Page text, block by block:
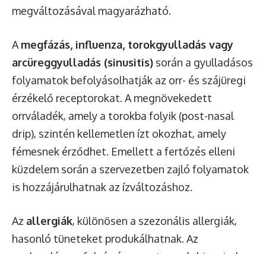
megváltozásával magyarázható.
A megfázás, influenza, torokgyulladás vagy
arcüreggyulladás (sinusitis) során a gyulladásos
folyamatok befolyásolhatják az orr- és szájüregi
érzékelő receptorokat. A megnövekedett
orrváladék, amely a torokba folyik (post-nasal
drip), szintén kellemetlen ízt okozhat, amely
fémesnek érződhet. Emellett a fertőzés elleni
küzdelem során a szervezetben zajló folyamatok
is hozzájárulhatnak az ízváltozáshoz.
Az allergiák, különösen a szezonális allergiák,
hasonló tüneteket produkálhatnak. Az